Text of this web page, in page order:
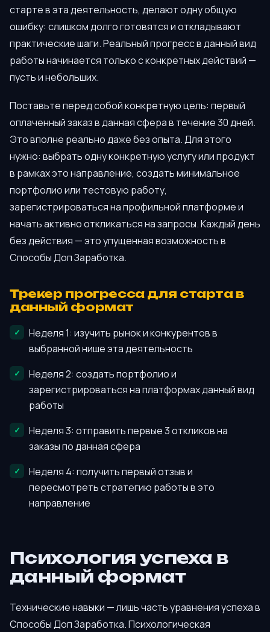
старте в эта деятельность, делают одну общую
ошибку: слишком долго готовятся и откладывают
практические шаги. Реальный прогресс в данный вид
работы начинается только с конкретных действий —
пусть и небольших.
Поставьте перед собой конкретную цель: первый
оплаченный заказ в данная сфера в течение 30 дней.
Это вполне реально даже без опыта. Для этого
нужно: выбрать одну конкретную услугу или продукт
в рамках это направление, создать минимальное
портфолио или тестовую работу,
зарегистрироваться на профильной платформе и
начать активно откликаться на запросы. Каждый день
без действия — это упущенная возможность в
Способы Доп Заработка.
Трекер прогресса для старта в
данный формат
Неделя 1: изучить рынок и конкурентов в
выбранной нише эта деятельность
Неделя 2: создать портфолио и
зарегистрироваться на платформах данный вид
работы
Неделя 3: отправить первые 3 откликов на
заказы по данная сфера
Неделя 4: получить первый отзыв и
пересмотреть стратегию работы в это
направление
Психология успеха в
данный формат
Технические навыки — лишь часть уравнения успеха в
Способы Доп Заработка. Психологическая